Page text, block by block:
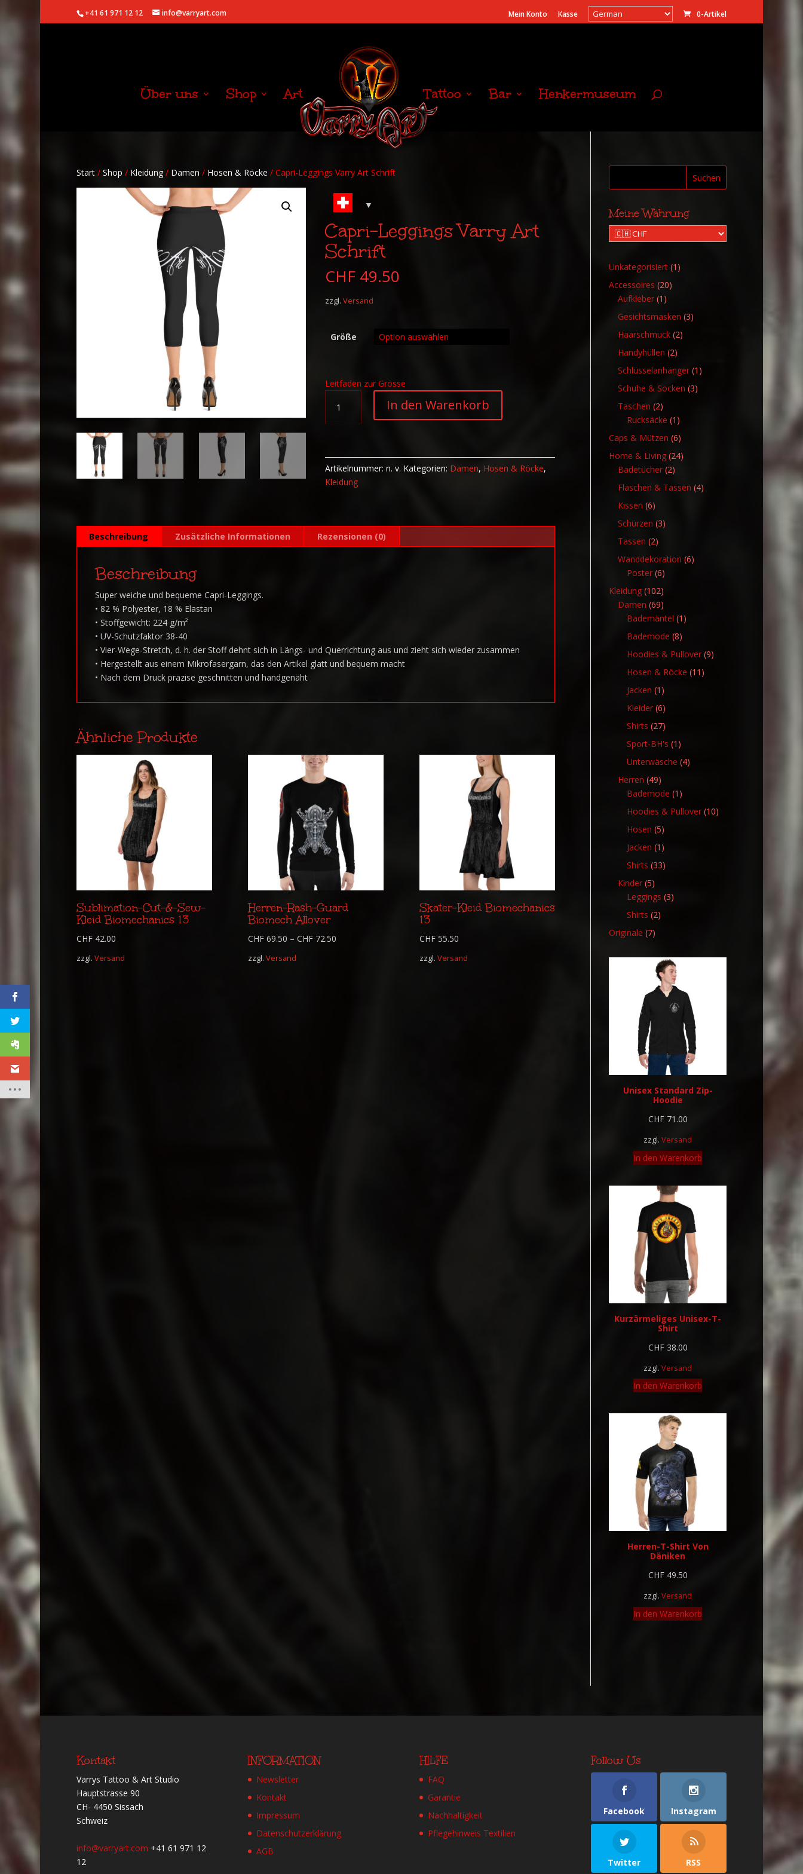
+41 61 971 12 12 info@varryart.com Mein Konto Kasse 0-Artikel
Über uns Shop Art Tattoo Bar Henkermuseum
Start/ Shop / Kleidung/ Damen / Hosen & Röcke / Capri-Leggings Varry Art Schrift
Capri-Leggings Varry Art
Schrift
CHF 49.50
zzgl.Versand
Größe
Leitfaden zur Grösse
Leggings
Varry
Menge
In den Warenkorb
n
:
Artikelnummer:n. v. Kategorien: Damen, Hosen & Röcke,
Kleidung
Beschreibung Zusätzliche Informationen Rezensionen (0)
Beschreibung
Super weiche und bequeme Capri-Leggings.
• 82 % Polyester, 18 % Elastan
• Stoffgewicht: 224 g/m²
• UV-Schutzfaktor 38-40
• Vier-Wege-Stretch, d. h. der Stoff dehnt sich in Längs- und Querrichtung aus und zieht sich wieder zusammen
• Hergestellt aus einem Mikrofasergarn, das den Artikel glatt und bequem macht
• Nach dem Druck präzise geschnitten und handgenäht
Ähnliche Produkte
Sublimation-Cut-&-Sew-
Kleid Biomechanics 13
CHF42.00
zzgl. Versand
Herren-Rash-Guard
Biomech Allover
CHF69.50 – CHF72.50
zzgl. Versand
Skater-Kleid Biomechanics
13
CHF55.50
zzgl. Versand
Suchen
Meine Währung
Unkategorisiert 1 1
Accessoires 2020
Aufkleber 1 1
Produkt
Gesichtsmasken 33
Haarschmuck 22
Handyhüllen 22
Produkte
Schlüsselanhänger 1 1
Schuhe & Socken 33
Taschen 22
Produkte
Rucksäcke 1 1
Produkt
Caps & Mützen 66
Produkte
Home & Living 2424
Badetücher 22
Produkte
Flaschen & Tassen 44
Kissen 66
Produkte
Schürzen 33
Tassen 22
Produkte
Wanddekoration 66
Poster 66
Produkte
Kleidung 102102
Produkte
Damen 6969
Produkte
Bademäntel 1 1
Bademode 88
Produkte
Hoodies & Pullover 99
Hosen & Röcke 11 11
Jacken 1 1
Produkt
Kleider 66
Produkte
Shirts 2727
Produkte
Sport-BH's 1 1
Produkt
Unterwäsche 44
Herren 4949
Produkte
Bademode 1 1
Produkt
Hoodies & Pullover 1010
Hosen 55
Produkte
Jacken 1 1
Produkt
Shirts 3333
Kinder 55
Produkte
Leggings 33
Shirts 22
Originale 77
Unisex Standard Zip-
Hoodie
CHF71.00
zzgl.Versand
In den Warenkorb
Kurzärmeliges Unisex-T-
Shirt
CHF38.00
zzgl.Versand
In den Warenkorb
Herren-T-Shirt Von
Däniken
CHF49.50
zzgl.Versand
In den Warenkorb
Kontakt
Varrys Tattoo & Art Studio
Hauptstrasse 90
CH- 4450 Sissach
Schweiz
info@varryart.com +41 61 971 12
12
INFORMATION
Newsletter
Kontakt
Impressum
Datenschutzerklärung
AGB
HILFE
FAQ
Garantie
Nachhaltigkeit
Pflegehinweis Textilien
Follow Us
Facebook Instagram
Twitter RSS